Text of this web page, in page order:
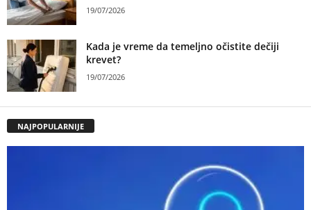
19/07/2026
Kada je vreme da temeljno očistite dečiji
krevet?
19/07/2026
NAJPOPULARNIJE